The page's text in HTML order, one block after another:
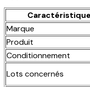
Caractéristique
Marque
Produit
Conditionnement
Lots concernés